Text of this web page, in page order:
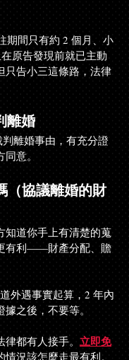
期間只有約 2 個月、小
原告發現前就已主動
只告小三這條路，法律
離婚
判離婚事由，有充分證
意。
（協議離婚的財
知道你手上有清楚的蒐
有利——財產分配、贍
外遇事實起算，2 年內
之後，不要等。
都有人接手。 立即免
情況該怎麼走最有利。